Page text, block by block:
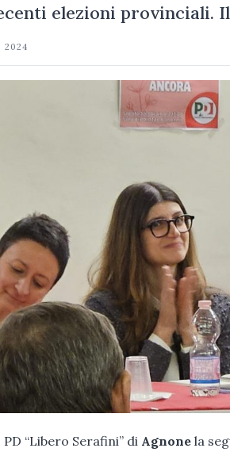
elezioni provinciali.
2024
“Libero Serafini” di Agnone la